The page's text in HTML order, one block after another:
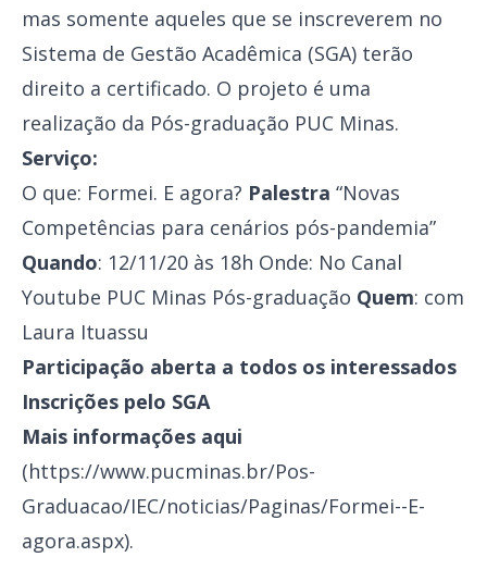
mas somente aqueles que se inscreverem no
Sistema de Gestão Acadêmica (SGA) terão
direito a certificado. O projeto é uma
realização da Pós-graduação PUC Minas.
Serviço:
O que: Formei. E agora? Palestra “Novas
Competências para cenários pós-pandemia”
Quando: 12/11/20 às 18h Onde: No Canal
Youtube PUC Minas Pós-graduação Quem: com
Laura Ituassu
Participação aberta a todos os interessados
Inscrições pelo SGA
Mais informações aqui
(https://www.pucminas.br/Pos-
Graduacao/IEC/noticias/Paginas/Formei--E-
agora.aspx).